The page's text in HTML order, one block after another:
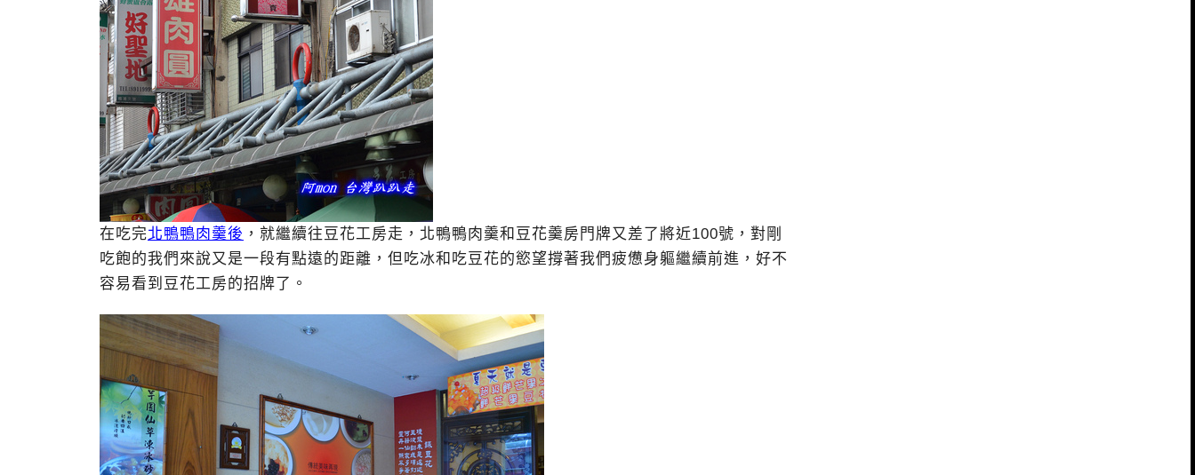
在吃完北鴨鴨肉羹後 ，就繼續往豆花工房走，北鴨鴨肉羹和豆花羹房門牌又差了將近100號，對剛
吃飽的我們來說又是一段有點遠的距離，但吃冰和吃豆花的慾望撐著我們疲憊身軀繼續前進，好不
容易看到豆花工房的招牌了。